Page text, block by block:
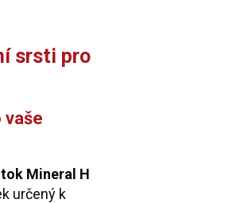
srsti pro
vaše
Mineral H
určený k